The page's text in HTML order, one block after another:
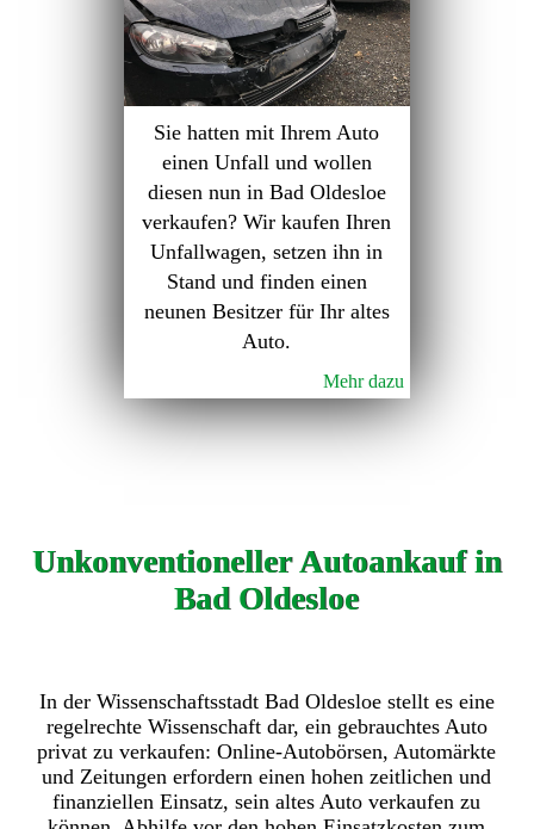
Sie hatten mit Ihrem Auto
einen Unfall und wollen
diesen nun in Bad Oldesloe
verkaufen? Wir kaufen Ihren
Unfallwagen, setzen ihn in
Stand und finden einen
neunen Besitzer für Ihr altes
Auto.
Mehr dazu
Unkonventioneller Autoankauf in
Bad Oldesloe
In der Wissenschaftsstadt Bad Oldesloe stellt es eine
regelrechte Wissenschaft dar, ein gebrauchtes Auto
privat zu verkaufen: Online-Autobörsen, Automärkte
und Zeitungen erfordern einen hohen zeitlichen und
finanziellen Einsatz, sein altes Auto verkaufen zu